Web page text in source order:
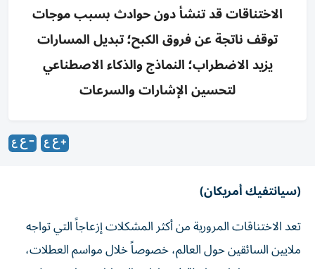
الاختناقات قد تنشأ دون حوادث بسبب موجات
توقف ناتجة عن فروق الكبح؛ تبديل المسارات
يزيد الاضطراب؛ النماذج والذكاء الاصطناعي
لتحسين الإشارات والسرعات
(سيانتفيك أمريكان)
تعد الاختناقات المرورية من أكثر المشكلات إزعاجاً التي تواجه
ملايين السائقين حول العالم، خصوصاً خلال مواسم العطلات،